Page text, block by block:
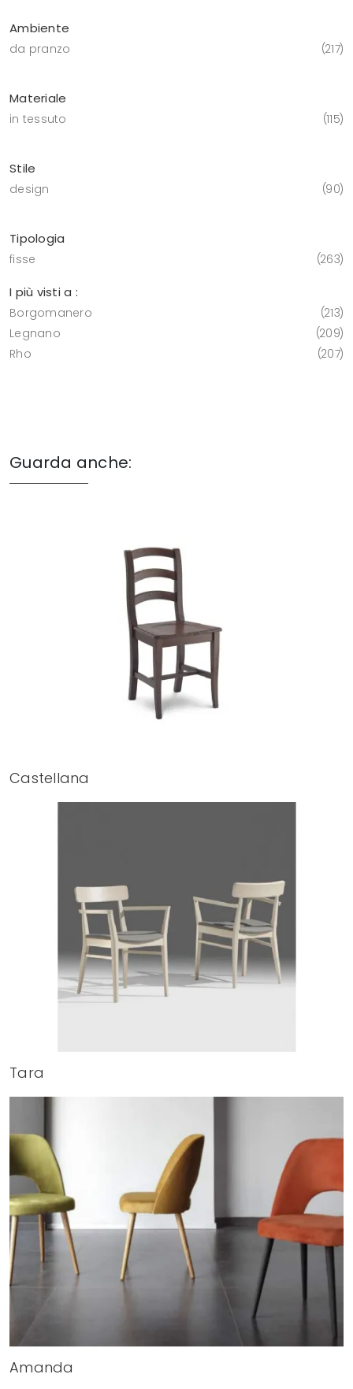
Ambiente
da pranzo 217
Materiale
in tessuto 115
Stile
design 90
Tipologia
fisse 263
I più visti a :
Borgomanero
213
Legnano
209
Rho
207
Guarda anche:
Castellana
Tara
Amanda